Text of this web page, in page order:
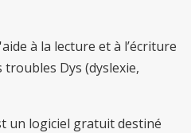
à la lecture et à l’écriture
Dys (dyslexie,
un logiciel gratuit destiné